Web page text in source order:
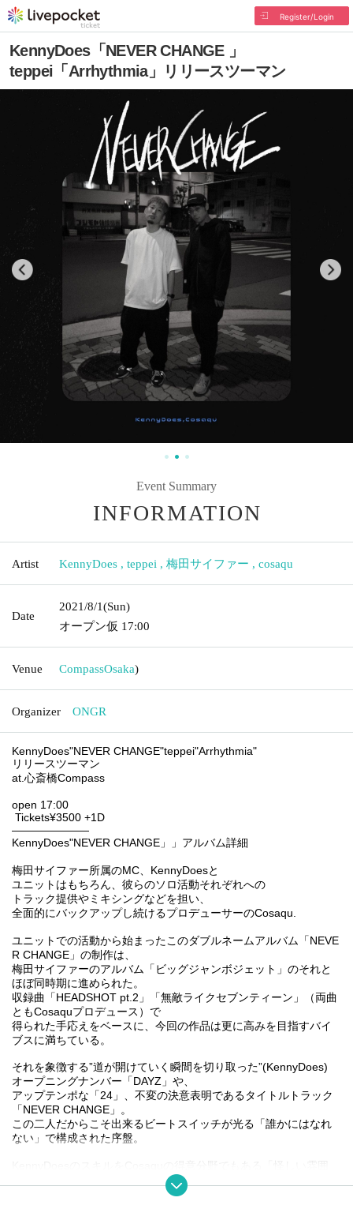
Register/Login
KennyDoes「NEVER CHANGE 」
teppei「Arrhythmia」リリースツーマン
Event Summary
INFORMATION
Artist KennyDoes , teppei , 梅田サイファー , cosaqu
Date
2021/8/1(Sun)
オープン仮 17:00
Venue CompassOsaka)
Organizer ONGR
KennyDoes"NEVER CHANGE"teppei"Arrhythmia"
リリースツーマン
at. 心斎橋Compass
open 17:00
Tickets¥3500 +1D
———————
KennyDoes"NEVER CHANGE 」」アルバム詳細
梅田サイファー所属のMC KennyDoesと
ユニットはもちろん、彼らのソロ活動それぞれへの
トラック提供やミキシングなどを担い、
全面的にバックアップし続けるプロデューサーのCosaqu
ユニットでの活動から始まったこのダブルネームアルバム「NEVE
R CHANGE 」の制作は、
梅田サイファーのアルバム「ビッグジャンボジェット」のそれと
ほぼ同時期に進められた。
収録曲「HEADSHOT pt.2 」「無敵ライクセブンティーン」（両曲
ともCosaquプロデュース）で
得られた手応えをベースに、今回の作品は更に高みを目指すバイ
ブスに満ちている。
それを象徴する”道が開けていく瞬間を切り取った”(KennyDoes)
オープニングナンバー「DAYZ 」や、
アップテンポな「24 」、不変の決意表明であるタイトルトラック
「NEVER CHANGE 」。
この二人だからこそ出来るビートスイッチが光る「誰かにはなれ
ない」で構成された序盤。
広がるトラックの上で存分に堪能出来る「